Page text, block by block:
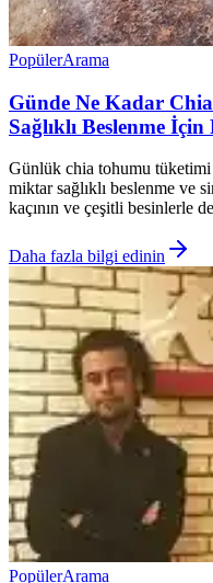
PopülerArama
Günde Ne Kadar
Sağlıklı Beslenme İçin
Günlük chia tohumu tüketimi
miktar sağlıklı beslenme ve
kaçının ve çeşitli besinlerle
Daha fazla bilgi edinin
PopülerArama